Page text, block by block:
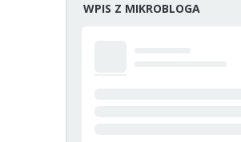
WPIS Z MIKROBLOGA